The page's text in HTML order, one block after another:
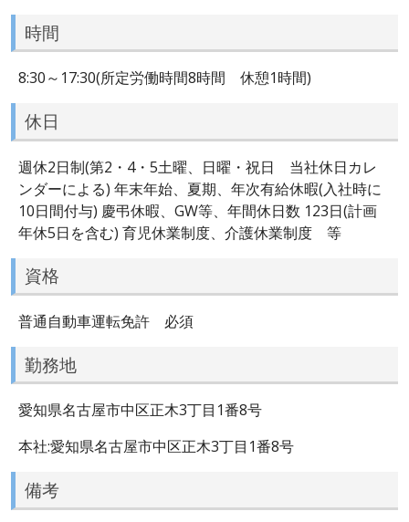
時間
8:30～17:30(所定労働時間8時間 休憩1時間)
休日
週休2日制(第2・4・5土曜、日曜・祝日 当社休日カレ
ンダーによる) 年末年始、夏期、年次有給休暇(入社時に
10日間付与) 慶弔休暇、GW等、年間休日数 123日(計画
年休5日を含む) 育児休業制度、介護休業制度 等
資格
普通自動車運転免許 必須
勤務地
愛知県名古屋市中区正木3丁目1番8号
本社:愛知県名古屋市中区正木3丁目1番8号
備考